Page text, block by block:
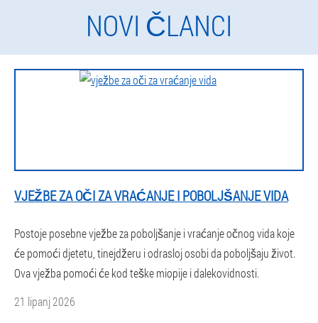
NOVI ČLANCI
VJEŽBE ZA OČI ZA VRAĆANJE I POBOLJŠANJE VIDA
Postoje posebne vježbe za poboljšanje i vraćanje očnog vida koje
će pomoći djetetu, tinejdžeru i odrasloj osobi da poboljšaju život.
Ova vježba pomoći će kod teške miopije i dalekovidnosti.
21 lipanj 2026